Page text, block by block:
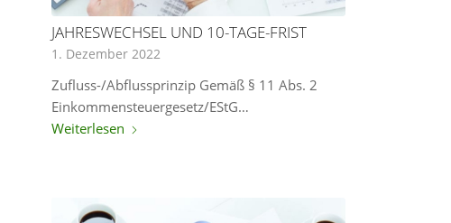
JAHRESWECHSEL UND 10-TAGE-FRIST
1. Dezember 2022
Zufluss-/Abflussprinzip Gemäß § 11 Abs. 2
Einkommensteuergesetz/EStG…
Weiterlesen